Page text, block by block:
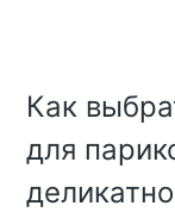
Как
для